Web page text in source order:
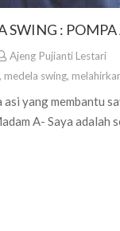
SWING :
Ajeng Pujianti Lestari
, medela swing,
asi yang membantu
A- Saya